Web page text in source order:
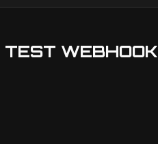
TEST WEBHOOK